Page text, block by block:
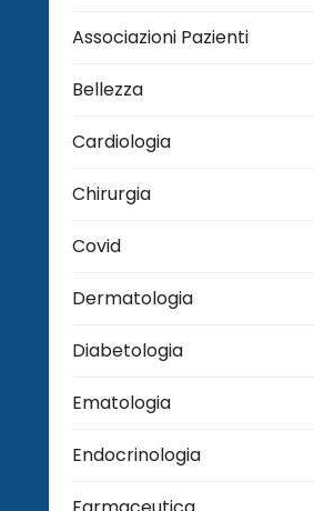
Associazioni Pazienti
Bellezza
Cardiologia
Chirurgia
Covid
Dermatologia
Diabetologia
Ematologia
Endocrinologia